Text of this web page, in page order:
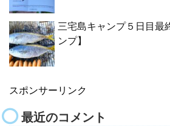
三宅島キャンプ５日目最
ンプ】
スポンサーリンク
最近のコメント